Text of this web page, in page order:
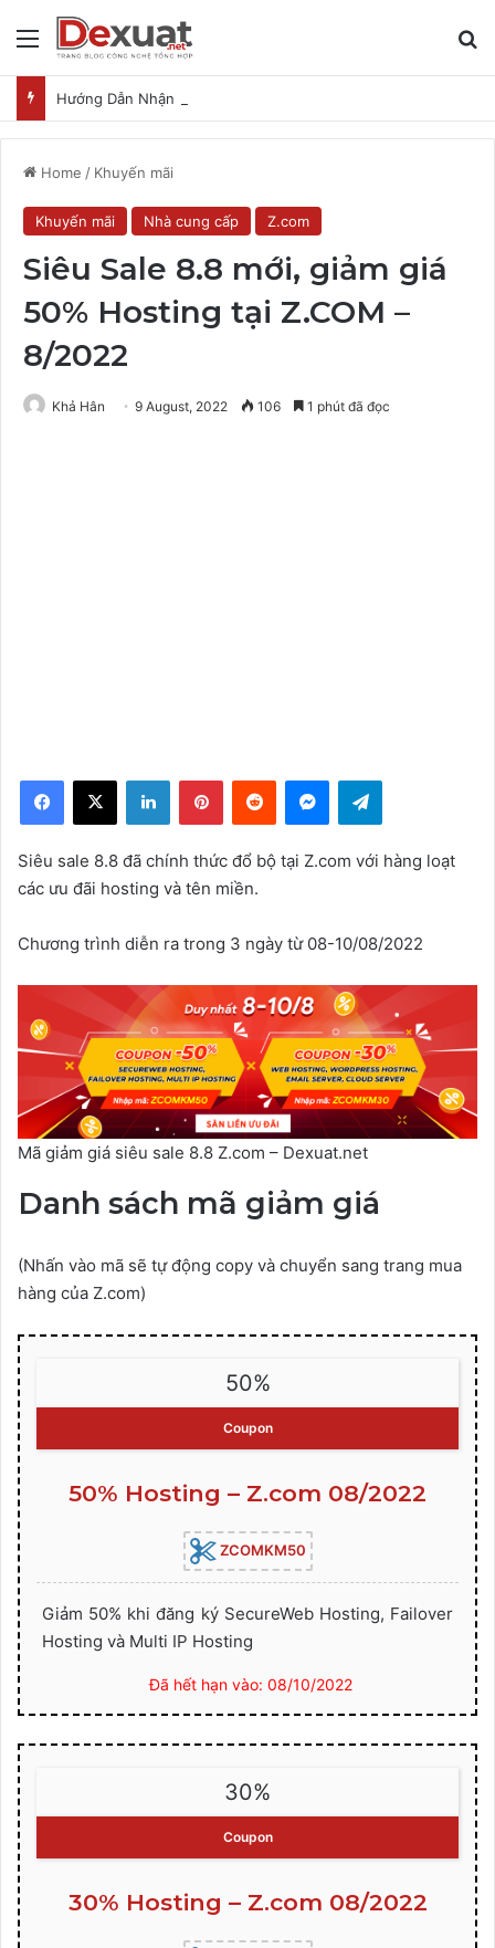
Menu
Hướng Dẫn Nhận Lovable Pro 3 Tháng Miễn Phí
Home / Khuyến mãi
Khuyến mãi Nhà cung cấp Z.com
Siêu Sale 8.8 mới, giảm giá
50% Hosting tại Z.COM –
8/2022
Khả Hân 9 August, 2022 106 1 phút đã đọc
Facebook
X LinkedInPinterestReddit MessengerTelegram
Siêu sale 8.8 đã chính thức đổ bộ tại Z.com với hàng loạt
các ưu đãi hosting và tên miền.
Chương trình diễn ra trong 3 ngày từ 08-10/08/2022
Mã giảm giá siêu sale 8.8 Z.com – Dexuat.net
Danh sách mã giảm giá
(Nhấn vào mã sẽ tự động copy và chuyển sang trang mua
hàng của Z.com)
50%
Coupon
50% Hosting – Z.com 08/2022
ZCOMKM50
Giảm 50% khi đăng ký SecureWeb Hosting, Failover
Hosting và Multi IP Hosting
Đã hết hạn vào: 08/10/2022
30%
Coupon
30% Hosting – Z.com 08/2022